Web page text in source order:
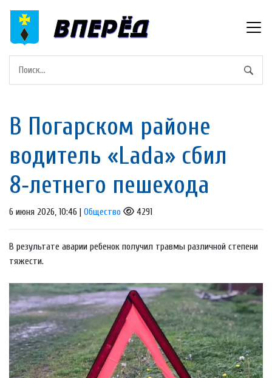
В Погарском районе
водитель «Lada» сбил
8‑летнего пешехода
6 июня 2026, 10:46 | Общество 4291
В результате аварии ребенок получил травмы различной степени
тяжести.